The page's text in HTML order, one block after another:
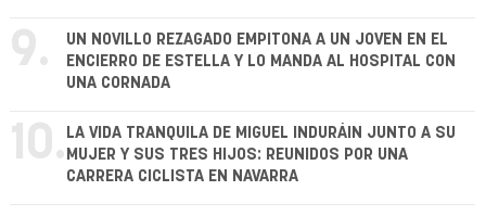
9.
UN NOVILLO REZAGADO EMPITONA A UN JOVEN EN EL
ENCIERRO DE ESTELLA Y LO MANDA AL HOSPITAL CON
UNA CORNADA
10. LA VIDA TRANQUILA DE MIGUEL INDURÁIN JUNTO A SU
MUJER Y SUS TRES HIJOS: REUNIDOS POR UNA
CARRERA CICLISTA EN NAVARRA